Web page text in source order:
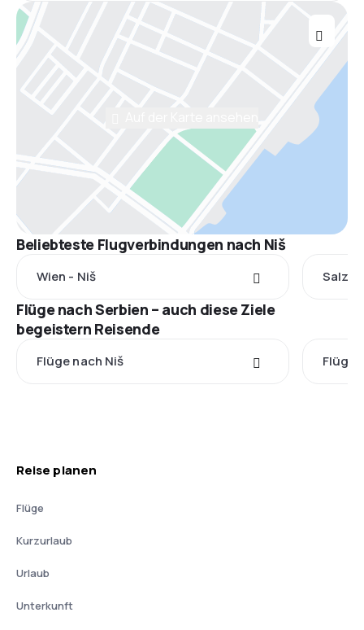
Beliebteste Flugverbindungen nach Niš
Wien - Niš
Flüge nach Serbien – auch diese Ziele
begeistern Reisende
Flüge nach Niš Flüge
Reise planen
Flüge
Kurzurlaub
Urlaub
Unterkunft